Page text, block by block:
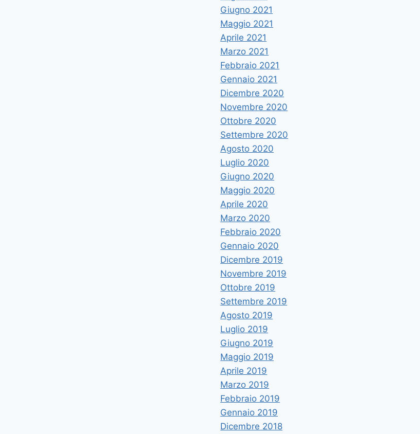
Giugno 2021
Maggio 2021
Aprile 2021
Marzo 2021
Febbraio 2021
Gennaio 2021
Dicembre 2020
Novembre 2020
Ottobre 2020
Settembre 2020
Agosto 2020
Luglio 2020
Giugno 2020
Maggio 2020
Aprile 2020
Marzo 2020
Febbraio 2020
Gennaio 2020
Dicembre 2019
Novembre 2019
Ottobre 2019
Settembre 2019
Agosto 2019
Luglio 2019
Giugno 2019
Maggio 2019
Aprile 2019
Marzo 2019
Febbraio 2019
Gennaio 2019
Dicembre 2018